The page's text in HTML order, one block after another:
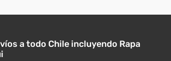
a todo Chile incluyendo Rapa